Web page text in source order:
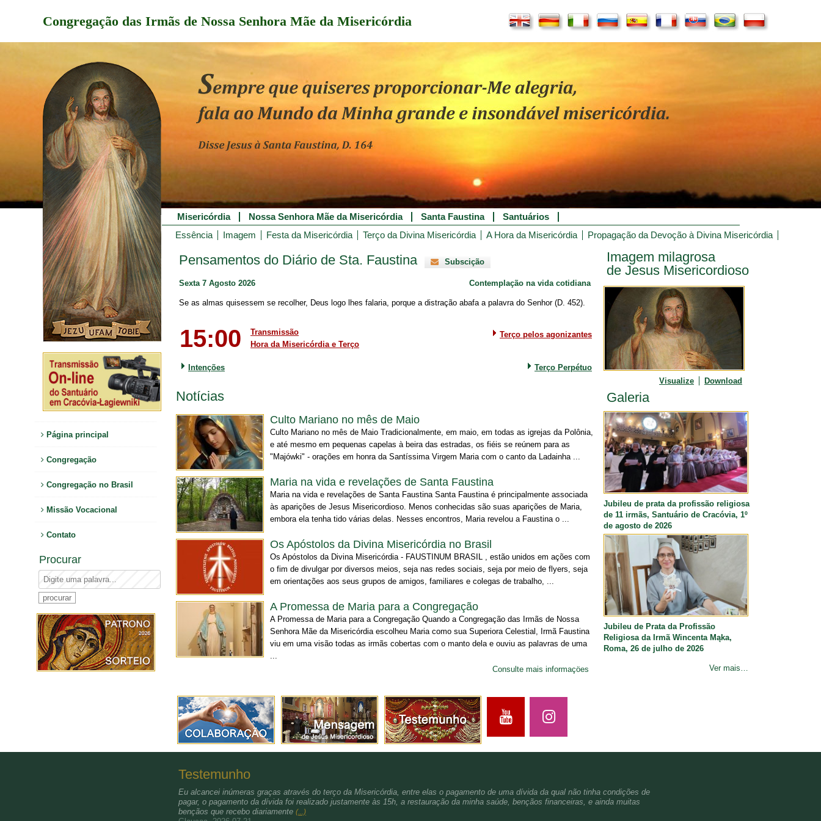
Congregação das Irmãs de Nossa Senhora Mãe da Misericórdia
Página principal
Congregação
Congregação no Brasil
Missão Vocacional
Contato
Procurar
Misericórdia Nossa Senhora Mãe da Misericórdia Santa Faustina
Santuários
Essência
Imagem Festa da Misericórdia Terço da Divina Misericórdia A Hora da Misericórdia Propagação da Devoção à Divina Misericórdia
Pensamentos do Diário de Sta. Faustina Subscição
Sexta 7 Agosto 2026 Contemplação na vida cotidiana
Se as almas quisessem se recolher, Deus logo lhes falaria, porque a distração abafa a palavra do Senhor (D. 452).
15:00
Transmissão
Hora da Misericórdia e Terço
Terço pelos agonizantes
Intenções Terço Perpétuo
Notícias
Culto Mariano no mês de Maio
Culto Mariano no mês de Maio Tradicionalmente, em maio, em todas as igrejas da Polônia,
e até mesmo em pequenas capelas à beira das estradas, os fiéis se reúnem para as
"Majówki" - orações em honra da Santíssima Virgem Maria com o canto da Ladainha ...
Maria na vida e revelações de Santa Faustina
Maria na vida e revelações de Santa Faustina Santa Faustina é principalmente associada
às aparições de Jesus Misericordioso. Menos conhecidas são suas aparições de Maria,
embora ela tenha tido várias delas. Nesses encontros, Maria revelou a Faustina o ...
Os Apóstolos da Divina Misericórdia no Brasil
Os Apóstolos da Divina Misericórdia - FAUSTINUM BRASIL , estão unidos em ações com
o fim de divulgar por diversos meios, seja nas redes sociais, seja por meio de flyers, seja
em orientações aos seus grupos de amigos, familiares e colegas de trabalho, ...
A Promessa de Maria para a Congregação
A Promessa de Maria para a Congregação Quando a Congregação das Irmãs de Nossa
Senhora Mãe da Misericórdia escolheu Maria como sua Superiora Celestial, Irmã Faustina
viu em uma visão todas as irmãs cobertas com o manto dela e ouviu as palavras de uma
...
Consulte mais informaçöes
Imagem milagrosa
de Jesus Misericordioso
Visualize Download
Galeria
Jubileu de prata da profissão religiosa
de 11 irmãs, Santuário de Cracóvia, 1º
de agosto de 2026
Jubileu de Prata da Profissão
Religiosa da Irmã Wincenta Mąka,
Roma, 26 de julho de 2026
Ver mais…
Testemunho
Eu alcancei inúmeras graças através do terço da Misericórdia, entre elas o pagamento de uma dívida da qual não tinha condições de
pagar, o pagamento da dívida foi realizado justamente às 15h, a restauração da minha saúde, bençãos financeiras, e ainda muitas
bençãos que recebo diariamente (...)